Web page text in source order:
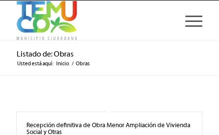
Listado de: Obras
Usted está aquí: Inicio / Obras
Recepción definitiva de Obra Menor Ampliación de Vivienda
Social y Otras